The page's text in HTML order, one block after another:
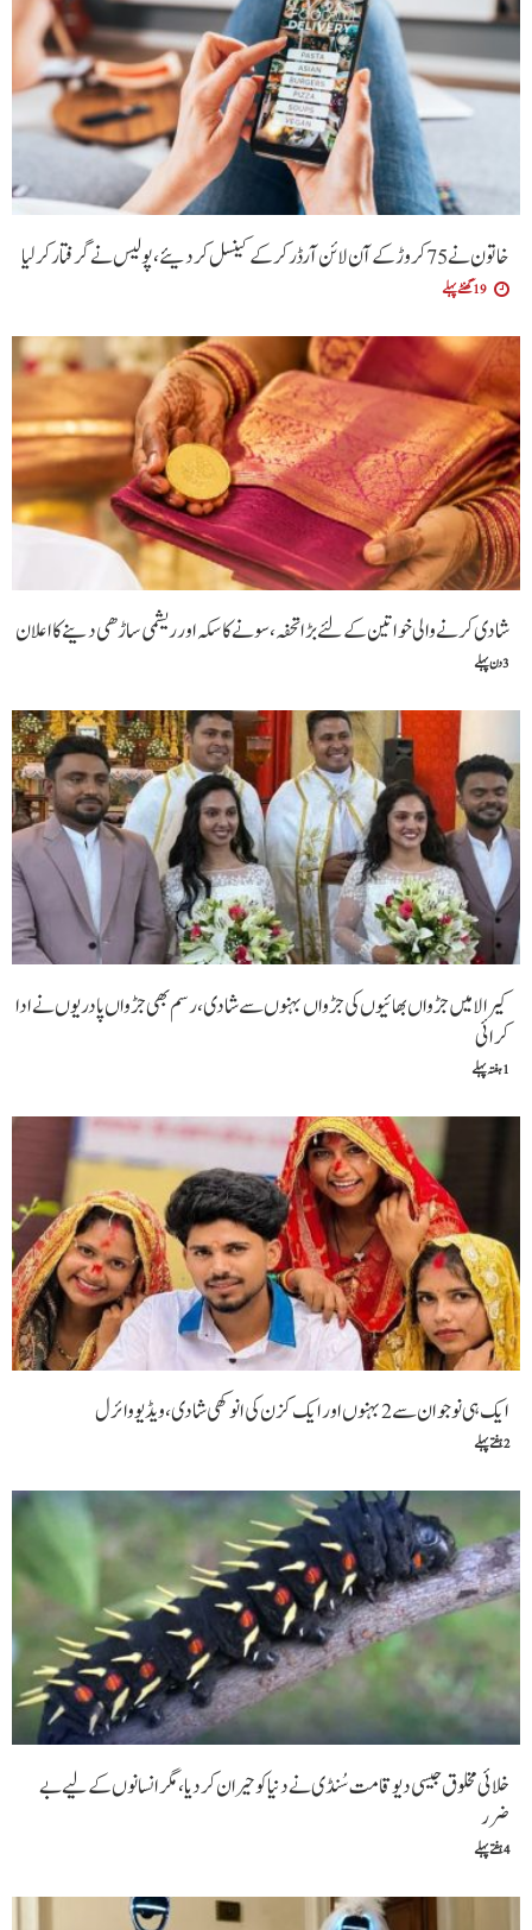
خاتون نے 75 کروڑ کے آن لائن آرڈر کرکے کینسل کردیئے،پولیس نے گرفتار کرلیا
19 گھنٹے پہلے
شادی کرنے والی خواتین کےلئے بڑا تحفہ، سونے کا سکہ اور ریشمی ساڑھی دینے کا اعلان
3 دن پہلے
کیرالا میں جڑواں بھائیوں کی جڑواں بہنوں سے شادی، رسم بھی جڑواں پادریوں نے ادا
کرا ئی
1 ہفتہ پہلے
ایک ہی نوجوان سے 2 بہنوں اور ایک کزن کی انوکھی شادی ،ویڈیو وائرل
2 ہفتے پہلے
خلائی مخلوق جیسی دیوقامت سُنڈی نے دنیا کو حیران کر دیا، مگر انسانوں کے لیے بے
ضرر
4 ہفتے پہلے